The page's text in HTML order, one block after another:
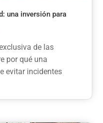
una inversión para
de las
por qué una
evitar incidentes